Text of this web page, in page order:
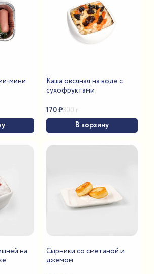
мини
Каша овсяная на воде с
сухофруктами
170₽300 г
В корзину
на
Сырники со сметаной и
джемом